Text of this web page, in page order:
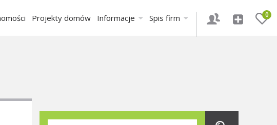
0
Projekty domów Informacje Spis firm